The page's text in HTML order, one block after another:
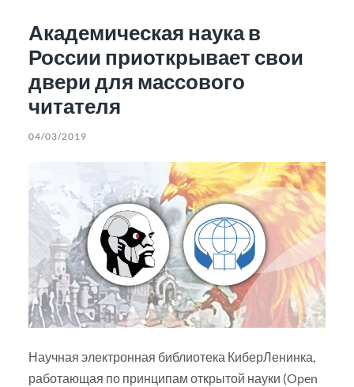
Академическая наука в
России приоткрывает свои
двери для массового
читателя
04/03/2019
Научная электронная библиотека КиберЛенинка,
работающая по принципам открытой науки (Open